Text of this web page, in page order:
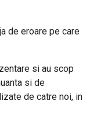
de eroare pe care
si au scop
si de
de catre noi, in